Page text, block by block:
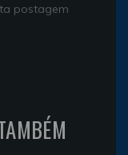
postagem